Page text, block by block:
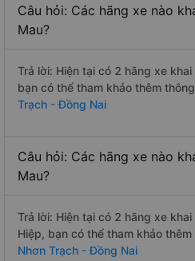
Câu hỏi: Các hãng xe nào
Mau?
Trả lời: Hiện tại có 2 hãng xe
bạn có thể tham khảo thêm
Trạch - Đồng Nai
Câu hỏi: Các hãng xe nào
Mau?
Trả lời: Hiện tại có 2 hãng xe
Hiệp, bạn có thể tham khảo
Nhơn Trạch - Đồng Nai